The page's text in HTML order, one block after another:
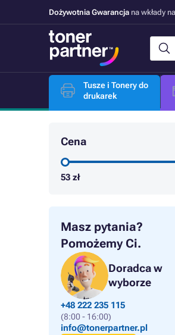
Dożywotnia Gwarancja na wkłady
Tusze i Tonery do
drukarek
Cena
53 zł
Masz pytania?
Pomożemy Ci.
Doradca w
wyborze
+48 222 235 115
(8:00 - 16:00)
info@tonerpartner.pl